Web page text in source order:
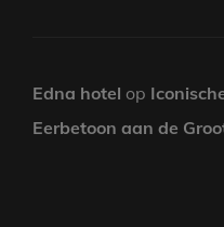
Edna hotel op
Eerbetoon aan de